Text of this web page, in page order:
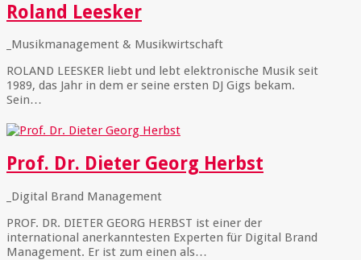
Roland Leesker
_Musikmanagement & Musikwirtschaft
ROLAND LEESKER liebt und lebt elektronische Musik seit
1989, das Jahr in dem er seine ersten DJ Gigs bekam.
Sein…
Prof. Dr. Dieter Georg Herbst
_Digital Brand Management
PROF. DR. DIETER GEORG HERBST ist einer der
international anerkanntesten Experten für Digital Brand
Management. Er ist zum einen als…